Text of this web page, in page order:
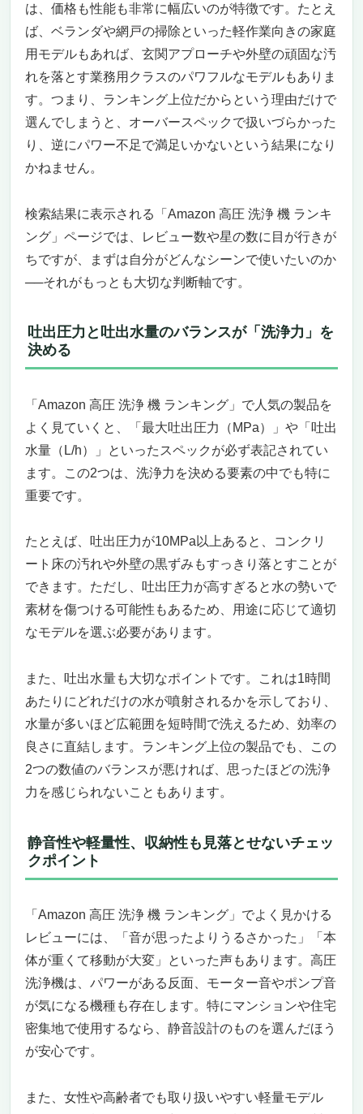
決。100フィートの自由
ブラシレスモーターだから、静かで壊れにく
い。そして圧倒的パワー
専用ノズルとフォームキャノンで、洗浄の幅
妙かも？
“ランクインして当然”の洗浄機。Amazonで
の人気も納得
洗浄体験を実現
家庭の清掃レベルを一段引き上げる
「VEVOR 高圧洗浄機 表面クリーナー 24イ
ステンレス製の頑丈なボディと快適な操作性
不向きかも
Amazon 高圧 洗浄 機 ランキングでも注目の
一台
ケルヒャー コードレス高圧洗浄機 HD 4/11 C
Bp ― “電源がない場所”も、ここまで洗える。
プロ仕様の最終兵器
とは一線を画す圧倒的パワー
バケツの水からも給水可能。広がる洗浄シー
ンと、妥協のない堅牢性
ういう人には向かない
「Amazon 高圧 洗浄 機 ランキング」で迷っ
車も家まわりもスッキリ爽快！Amazon高圧洗
浄機ランキングで注目の1台
洗車・外壁・ベランダ掃除を1台でカバーす
る「DGIVOVO ホースリール付き電動高圧洗
人には向かないかも？
ング上位モデルの中でも光る「実用性」と
「所有感」
驚異の洗浄力をその手に。「GENMAX
れにさようなら。
ガンコな汚れが、一瞬で消える感動体験。
Amazon高圧洗浄機ランキング上位も納得の
実力。
ペルソナは「マイホームを大切にするこだわ
り派」そんなあなたにこそ、この洗浄力を。
逆に、こういう人にはちょっと向かないか
ックしているあなたへ、今が買い時。
は、価格も性能も非常に幅広いのが特徴です。たとえ
ば、ベランダや網戸の掃除といった軽作業向きの家庭
用モデルもあれば、玄関アプローチや外壁の頑固な汚
れを落とす業務用クラスのパワフルなモデルもありま
す。つまり、ランキング上位だからという理由だけで
選んでしまうと、オーバースペックで扱いづらかった
り、逆にパワー不足で満足いかないという結果になり
かねません。
検索結果に表示される「Amazon 高圧 洗浄 機 ランキ
ング」ページでは、レビュー数や星の数に目が行きが
ちですが、まずは自分がどんなシーンで使いたいのか
──それがもっとも大切な判断軸です。
吐出圧力と吐出水量のバランスが「洗浄力」を
決める
「Amazon 高圧 洗浄 機 ランキング」で人気の製品を
よく見ていくと、「最大吐出圧力（MPa）」や「吐出
水量（L/h）」といったスペックが必ず表記されてい
ます。この2つは、洗浄力を決める要素の中でも特に
重要です。
たとえば、吐出圧力が10MPa以上あると、コンクリ
ート床の汚れや外壁の黒ずみもすっきり落とすことが
できます。ただし、吐出圧力が高すぎると水の勢いで
素材を傷つける可能性もあるため、用途に応じて適切
なモデルを選ぶ必要があります。
また、吐出水量も大切なポイントです。これは1時間
あたりにどれだけの水が噴射されるかを示しており、
水量が多いほど広範囲を短時間で洗えるため、効率の
良さに直結します。ランキング上位の製品でも、この
2つの数値のバランスが悪ければ、思ったほどの洗浄
力を感じられないこともあります。
静音性や軽量性、収納性も見落とせないチェッ
クポイント
「Amazon 高圧 洗浄 機 ランキング」でよく見かける
レビューには、「音が思ったよりうるさかった」「本
体が重くて移動が大変」といった声もあります。高圧
洗浄機は、パワーがある反面、モーター音やポンプ音
が気になる機種も存在します。特にマンションや住宅
密集地で使用するなら、静音設計のものを選んだほう
が安心です。
また、女性や高齢者でも取り扱いやすい軽量モデル